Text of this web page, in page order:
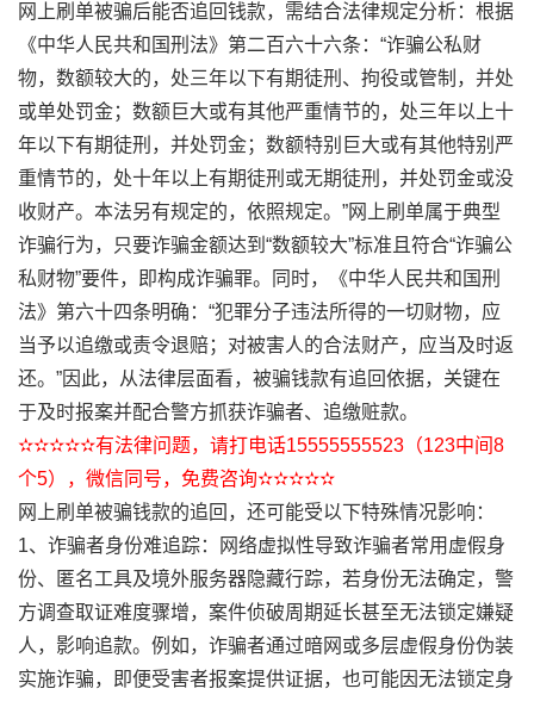
网上刷单被骗后能否追回钱款，需结合法律规定分析：根据
《中华人民共和国刑法》第二百六十六条：“诈骗公私财
物，数额较大的，处三年以下有期徒刑、拘役或管制，并处
或单处罚金；数额巨大或有其他严重情节的，处三年以上十
年以下有期徒刑，并处罚金；数额特别巨大或有其他特别严
重情节的，处十年以上有期徒刑或无期徒刑，并处罚金或没
收财产。本法另有规定的，依照规定。”网上刷单属于典型
诈骗行为，只要诈骗金额达到“数额较大”标准且符合“诈骗公
私财物”要件，即构成诈骗罪。同时，《中华人民共和国刑
法》第六十四条明确：“犯罪分子违法所得的一切财物，应
当予以追缴或责令退赔；对被害人的合法财产，应当及时返
还。”因此，从法律层面看，被骗钱款有追回依据，关键在
于及时报案并配合警方抓获诈骗者、追缴赃款。
✫✫✫✫✫有法律问题，请打电话15555555523（123中间8
个5），微信同号，免费咨询✫✫✫✫✫
网上刷单被骗钱款的追回，还可能受以下特殊情况影响：
1、诈骗者身份难追踪：网络虚拟性导致诈骗者常用虚假身
份、匿名工具及境外服务器隐藏行踪，若身份无法确定，警
方调查取证难度骤增，案件侦破周期延长甚至无法锁定嫌疑
人，影响追款。例如，诈骗者通过暗网或多层虚假身份伪装
实施诈骗，即便受害者报案提供证据，也可能因无法锁定身